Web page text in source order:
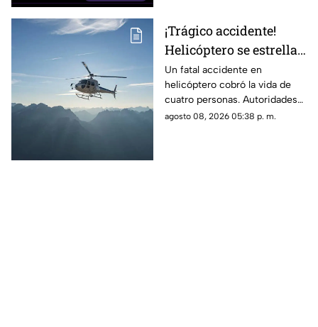
¡Trágico accidente!
Helicóptero se estrella
en zona boscosa y
mueren cuatro
personas
Un fatal accidente en
helicóptero cobró la vida de
cuatro personas. Autoridades
confirmaron que la aeronave
agosto 08, 2026 05:38 p. m.